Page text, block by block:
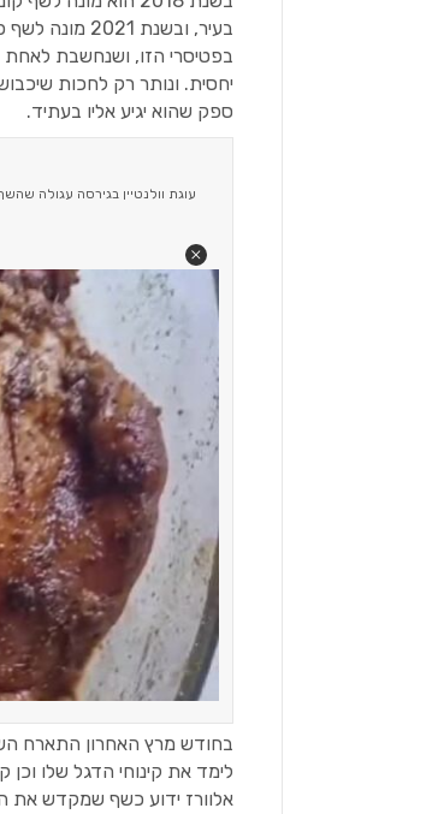
בעיר, ובשנת 2021 מונה לשף פטיסייר של ל'דורה
בפטיסרי הזו, ושנחשבת
ספק שהוא יגיע אליו בעתיד.
עוגת וולנטיין בגירסה עגולה
לימד את קינוחי הדגל שלו
אלוורז ידוע כשף שמקדש את